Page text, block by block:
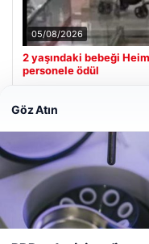
05/08/2026
2 yaşındaki bebeği
personele ödül
Son Eklenen Firmalar
Web sitemizi nasıl
Göz Atın